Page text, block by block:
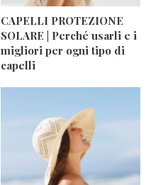
CAPELLI PROTEZIONE
SOLARE | Perché usarli e i
migliori per ogni tipo di
capelli